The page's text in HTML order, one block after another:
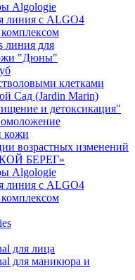
Algologie
линия с ALGO4
линия для
"Дюны"
клетками
Сад (Jardin Marin)
и детоксикация"
кожи
возрастных изменений
БЕРЕГ»
Algologie
линия с ALGO4
для лица
для маникюра и